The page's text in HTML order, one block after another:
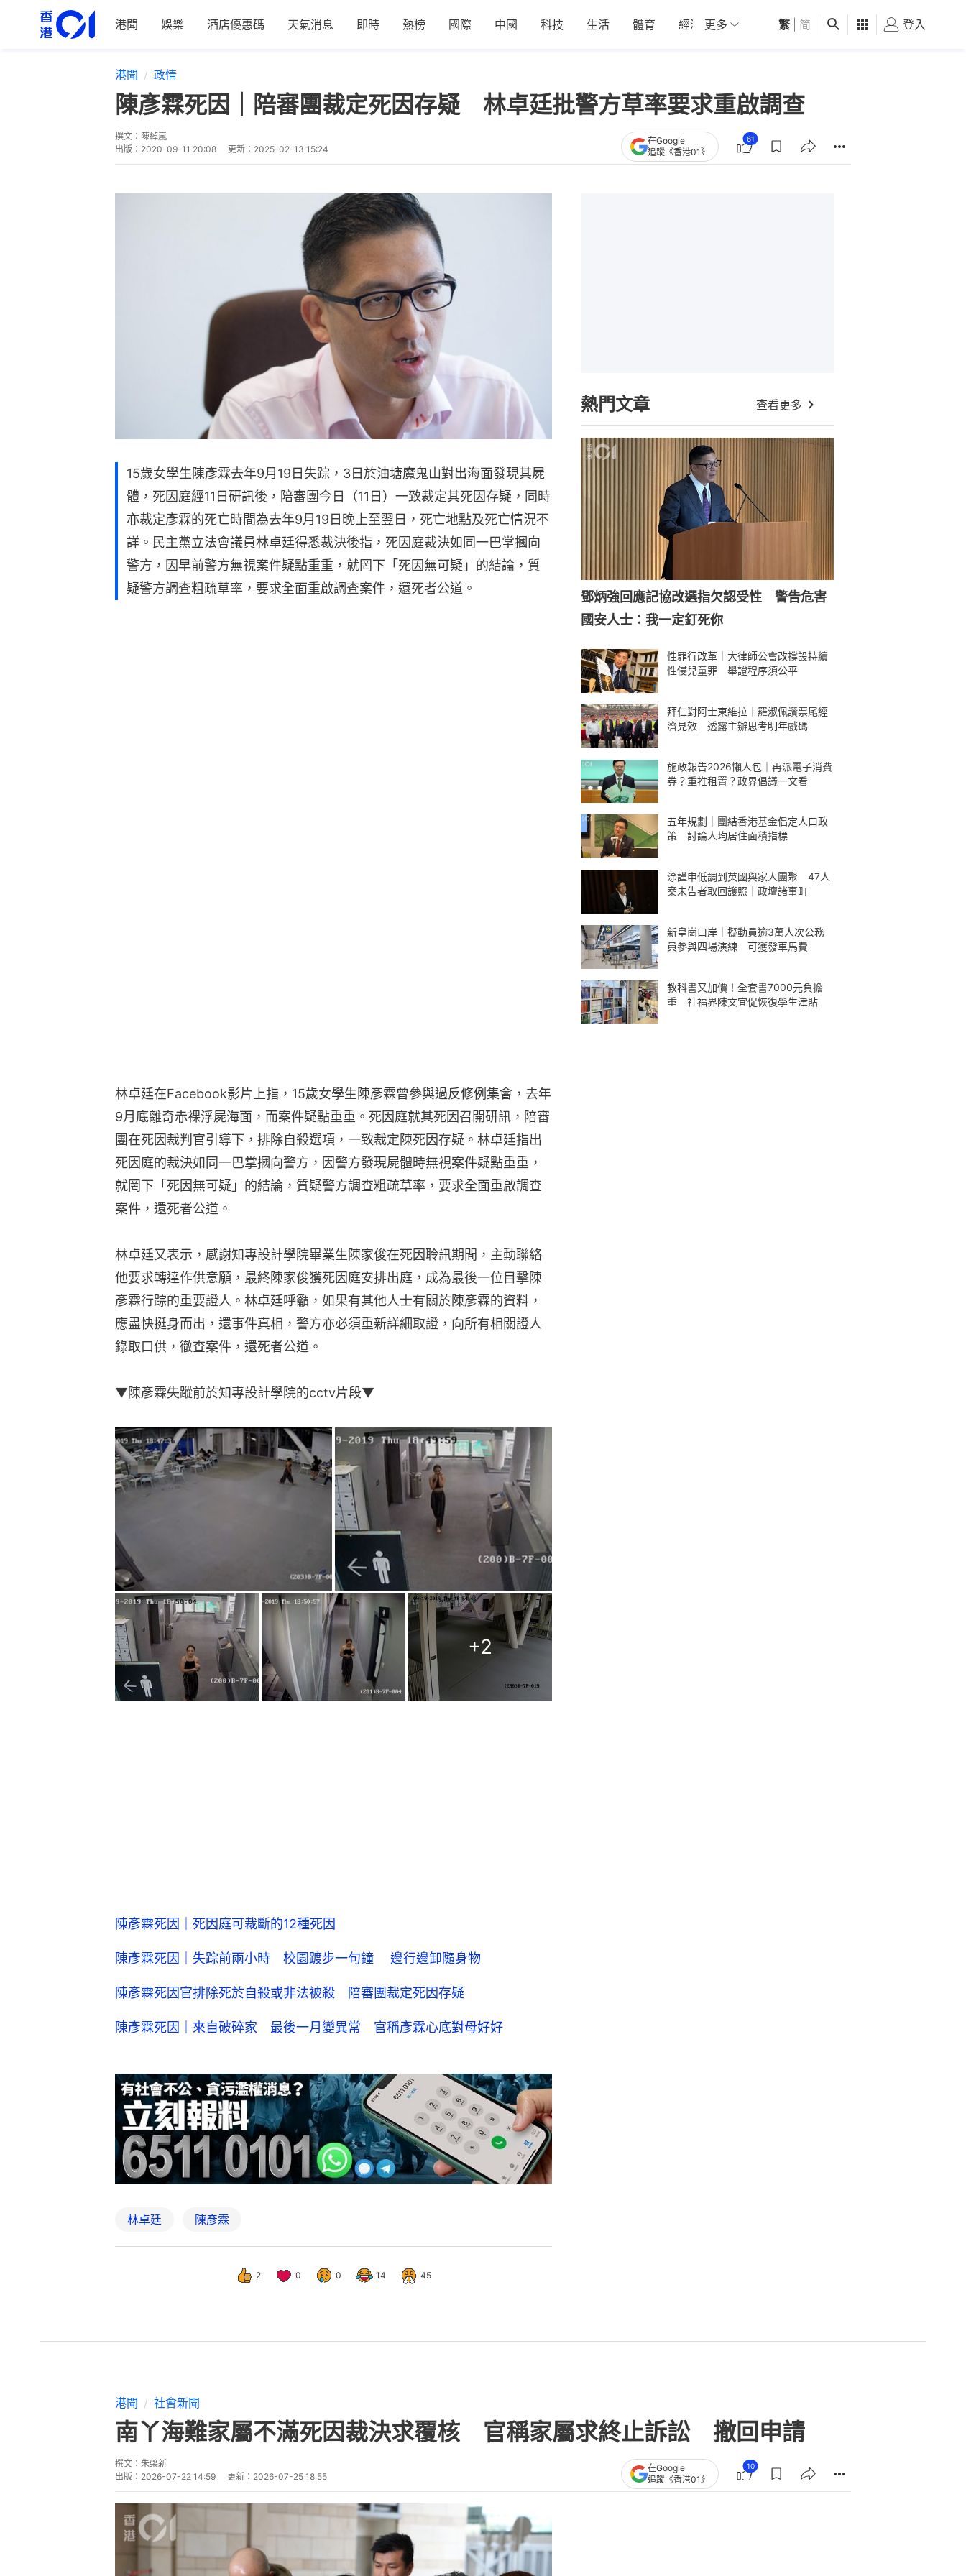
港聞 娛樂 酒店優惠碼 天氣消息 即時 熱榜 國際 中國 科技 生活 體育 經濟 01深圳 觀點 健康 好食玩飛
更多 繁 简 登入
港聞 政情
陳彥霖死因｜陪審團裁定死因存疑 林卓廷批警方草率要求重啟調查
撰文： 陳綽嵐
出版： 2020-09-11 20:08 更新： 2025-02-13 15:24
在Google
追蹤《香港01》
61
15歲女學生陳彥霖去年9月19日失踪，3日於油塘魔鬼山對出海面發現其屍
體，死因庭經11日研訊後，陪審團今日（11日）一致裁定其死因存疑，同時
亦裁定彥霖的死亡時間為去年9月19日晚上至翌日，死亡地點及死亡情況不
詳。民主黨立法會議員林卓廷得悉裁決後指，死因庭裁決如同一巴掌摑向
警方，因早前警方無視案件疑點重重，就罔下「死因無可疑」的結論，質
疑警方調查粗疏草率，要求全面重啟調查案件，還死者公道。
林卓廷在Facebook影片上指，15歲女學生陳彥霖曾參與過反修例集會，去年
9月底離奇赤裸浮屍海面，而案件疑點重重。死因庭就其死因召開研訊，陪審
團在死因裁判官引導下，排除自殺選項，一致裁定陳死因存疑。林卓廷指出
死因庭的裁決如同一巴掌摑向警方，因警方發現屍體時無視案件疑點重重，
就罔下「死因無可疑」的結論，質疑警方調查粗疏草率，要求全面重啟調查
案件，還死者公道。
林卓廷又表示，感謝知專設計學院畢業生陳家俊在死因聆訊期間，主動聯絡
他要求轉達作供意願，最終陳家俊獲死因庭安排出庭，成為最後一位目擊陳
彥霖行踪的重要證人。林卓廷呼籲，如果有其他人士有關於陳彥霖的資料，
應盡快挺身而出，還事件真相，警方亦必須重新詳細取證，向所有相關證人
錄取口供，徹查案件，還死者公道。
▼陳彥霖失蹤前於知專設計學院的cctv片段▼
+2
陳彥霖死因｜死因庭可裁斷的12種死因
陳彥霖死因｜失踪前兩小時 校園踱步一句鐘 邊行邊卸隨身物
陳彥霖死因官排除死於自殺或非法被殺 陪審團裁定死因存疑
陳彥霖死因｜來自破碎家 最後一月變異常 官稱彥霖心底對母好好
林卓廷 陳彥霖
2 0 0 14 45
熱門文章 查看更多
鄧炳強回應記協改選指欠認受性 警告危害
國安人士：我一定釘死你
性罪行改革｜大律師公會改撐設持續
性侵兒童罪 舉證程序須公平
拜仁對阿士東維拉｜羅淑佩讚票尾經
濟見效 透露主辦思考明年戲碼
施政報告2026懶人包｜再派電子消費
券？重推租置？政界倡議一文看
五年規劃｜團結香港基金倡定人口政
策 討論人均居住面積指標
涂謹申低調到英國與家人團聚 47人
案未告者取回護照｜政壇諸事町
新皇崗口岸｜擬動員逾3萬人次公務
員參與四場演練 可獲發車馬費
教科書又加價！全套書7000元負擔
重 社福界陳文宜促恢復學生津貼
港聞 社會新聞
南丫海難家屬不滿死因裁決求覆核 官稱家屬求終止訴訟 撤回申請
撰文： 朱棨新
出版： 2026-07-22 14:59 更新： 2026-07-25 18:55
在Google
追蹤《香港01》
10